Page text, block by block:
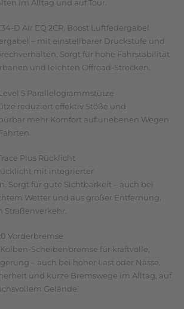
im Alltag und auf Tour.
D Air EQ 2CR, Boost Luftfedergabel
– mit einstellbarer Druckstufe und
Sorgt für hohe Fahrstabilität
und leichten Offroad-Strecken.
5 Parallelogrammstütze
reduziert effektiv Stöße und
mehr Komfort auf unebenen Wegen
Plus Rücklicht
mit integrierter
Sorgt für gute Sichtbarkeit – auch bei
Wetter und aus großer Entfernung.
Straßenverkehr.
Vorderbremse
Scheibenbremse für kraftvolle,
– auch bei hoher Last oder Nässe.
und kurze Bremswege im Alltag, auf
Gelände.